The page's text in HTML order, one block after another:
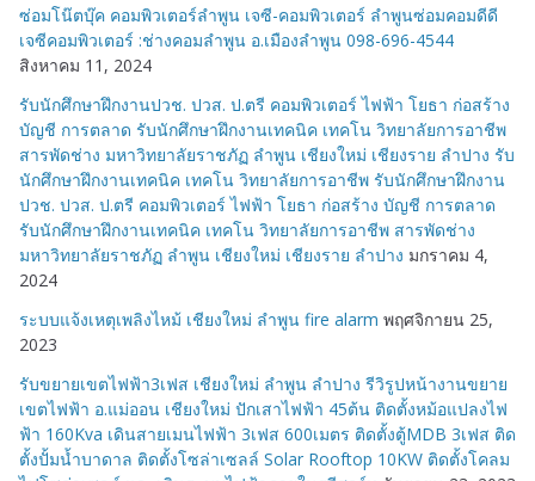
ซ่อมโน๊ตบุ๊ค คอมพิวเตอร์ลำพูน เจซี-คอมพิวเตอร์ ลำพูนซ่อมคอมดีดี
เจซีคอมพิวเตอร์ :ช่างคอมลำพูน อ.เมืองลำพูน 098-696-4544
สิงหาคม 11, 2024
รับนักศึกษาฝึกงานปวช. ปวส. ป.ตรี คอมพิวเตอร์ ไฟฟ้า โยธา ก่อสร้าง
บัญชี การตลาด รับนักศึกษาฝึกงานเทคนิค เทคโน วิทยาลัยการอาชีพ
สารพัดช่าง มหาวิทยาลัยราชภัฏ ลำพูน เชียงใหม่ เชียงราย ลำปาง รับ
นักศึกษาฝึกงานเทคนิค เทคโน วิทยาลัยการอาชีพ รับนักศึกษาฝึกงาน
ปวช. ปวส. ป.ตรี คอมพิวเตอร์ ไฟฟ้า โยธา ก่อสร้าง บัญชี การตลาด
รับนักศึกษาฝึกงานเทคนิค เทคโน วิทยาลัยการอาชีพ สารพัดช่าง
มหาวิทยาลัยราชภัฏ ลำพูน เชียงใหม่ เชียงราย ลำปาง มกราคม 4,
2024
ระบบแจ้งเหตุเพลิงไหม้ เชียงใหม่ ลำพูน fire alarm พฤศจิกายน 25,
2023
รับขยายเขตไฟฟ้า3เฟส เชียงใหม่ ลำพูน ลำปาง รีวิรูปหน้างานขยาย
เขตไฟฟ้า อ.แม่ออน เชียงใหม่ ปักเสาไฟฟ้า 45ต้น ติดตั้งหม้อแปลงไฟ
ฟ้า 160Kva เดินสายเมนไฟฟ้า 3เฟส 600เมตร ติดตั้งตู้MDB 3เฟส ติด
ตั้งปั้มน้ำบาดาล ติดตั้งโซล่าเซลล์ Solar Rooftop 10KW ติดตั้งโคลม